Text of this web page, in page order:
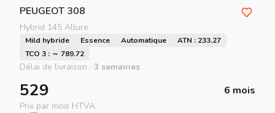
PEUGEOT 308
Hybrid 145 Allure
Mild hybride Essence Automatique
ATN : 233.27
TCO 3 : ～ 789.72
Délai de livraison : 3 semaines
529 6 mois
Prix par mois HTVA